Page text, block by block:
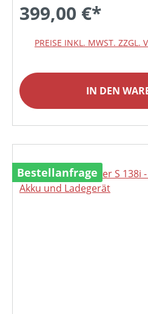
399,00 €*
PREISE INKL. MWST. ZZGL.
IN DEN
Bestellanfrage